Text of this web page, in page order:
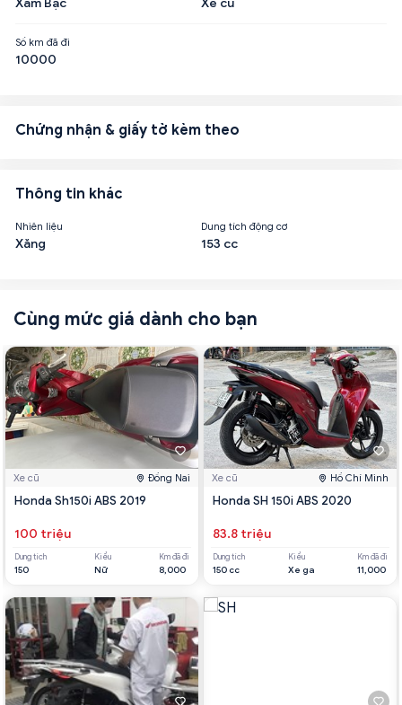
Xám Bạc Xe cũ
Số km đã đi
10000
Chứng nhận & giấy tờ kèm theo
Thông tin khác
Nhiên liệu
Xăng
Dung tích động cơ
153 cc
Cùng mức giá dành cho bạn
Xe cũ Đồng Nai
Honda Sh150i ABS 2019
100 triệu
Dung tích
150
Kiểu
Nữ
Km đã đi
8,000
Xe cũ Hồ Chí Minh
Honda SH 150i ABS 2020
83.8 triệu
Dung tích
150 cc
Kiểu
Xe ga
Km đã đi
11,000